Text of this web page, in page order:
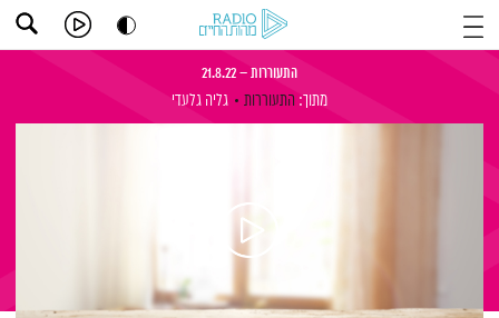
התעוררות – 21.8.22
מתוך: התעוררות גליה גלעדי